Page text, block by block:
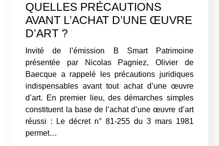
QUELLES PRÉCAUTIONS
AVANT L’ACHAT D’UNE ŒUVRE
D’ART ?
Invité de l’émission B Smart Patrimoine
présentée par Nicolas Pagniez, Olivier de
Baecque a rappelé les précautions juridiques
indispensables avant tout achat d’une œuvre
d’art. En premier lieu, des démarches simples
constituent la base de l’achat d’une œuvre d’art
réussi : Le décret n° 81-255 du 3 mars 1981
permet…